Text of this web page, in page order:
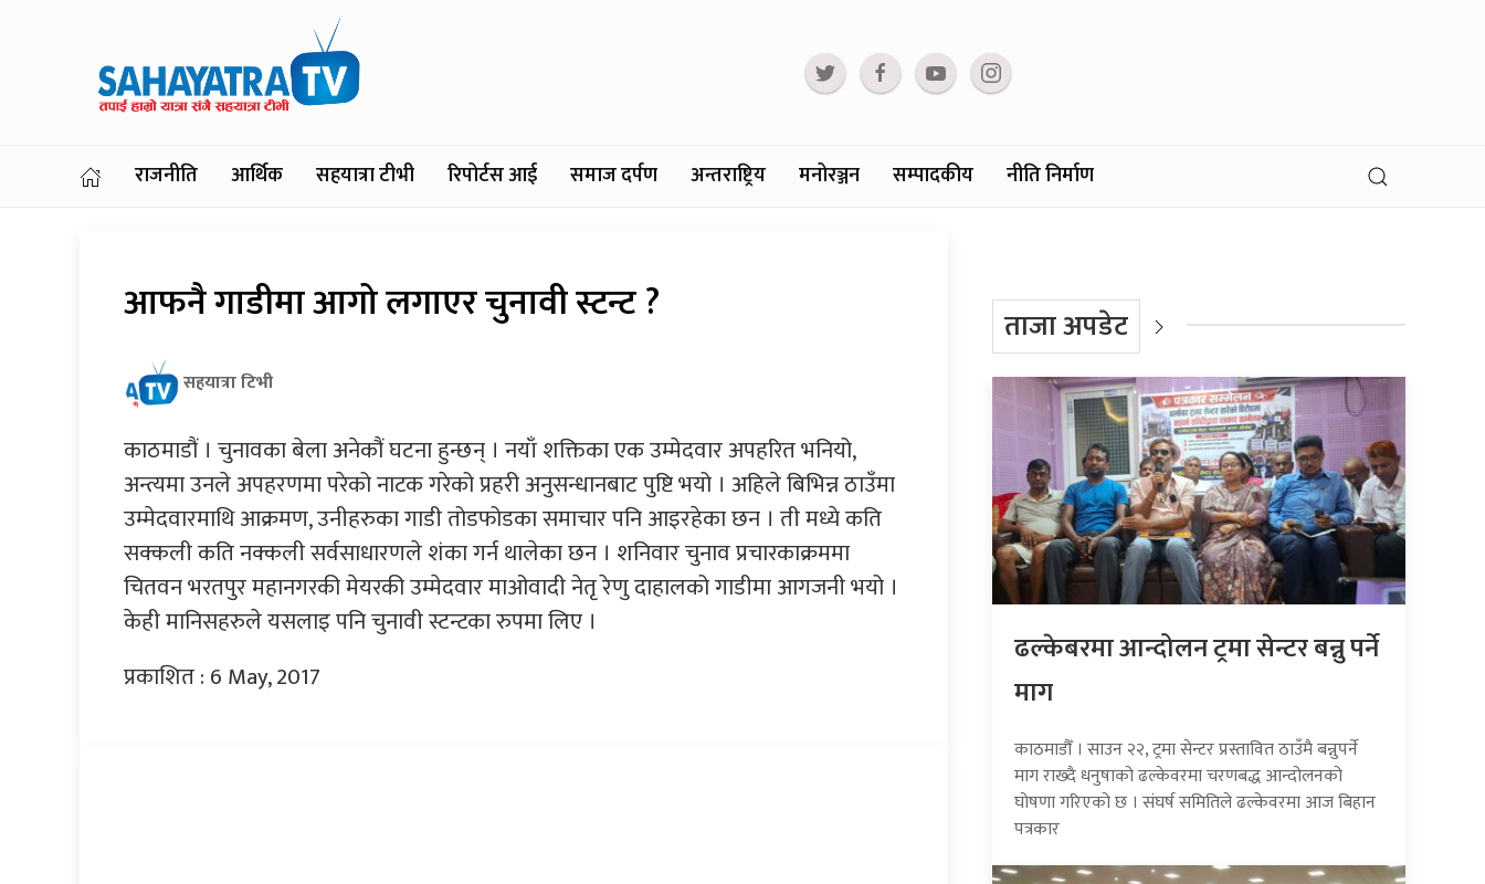
राजनीति आर्थिक सहयात्रा टीभी रिपोर्टस आई समाज दर्पण अन्तराष्ट्रिय मनोरञ्जन सम्पादकीय नीति निर्माण
आफनै गाडीमा आगो लगाएर चुनावी स्टन्ट ?
सहयात्रा टिभी
काठमाडौं । चुनावका बेला अनेकौं घटना हुन्छन् । नयाँ शक्तिका एक उम्मेदवार अपहरित भनियो,
अन्त्यमा उनले अपहरणमा परेको नाटक गरेको प्रहरी अनुसन्धानबाट पुष्टि भयो । अहिले बिभिन्न ठाउँमा
उम्मेदवारमाथि आक्रमण, उनीहरुका गाडी तोडफोडका समाचार पनि आइरहेका छन । ती मध्ये कति
सक्कली कति नक्कली सर्वसाधारणले शंका गर्न थालेका छन । शनिवार चुनाव प्रचारकाक्रममा
चितवन भरतपुर महानगरकी मेयरकी उम्मेदवार माओवादी नेतृ रेणु दाहालको गाडीमा आगजनी भयो ।
केही मानिसहरुले यसलाइ पनि चुनावी स्टन्टका रुपमा लिए ।
प्रकाशित : 6 May, 2017
ताजा अपडेट
ढल्केबरमा आन्दोलन ट्रमा सेन्टर बन्नु पर्ने
माग
काठमाडौँ । साउन २२, ट्रमा सेन्टर प्रस्तावित ठाउँमै बन्नुपर्ने
माग राख्दै धनुषाको ढल्केवरमा चरणबद्ध आन्दोलनको
घोषणा गरिएको छ । संघर्ष समितिले ढल्केवरमा आज बिहान
पत्रकार